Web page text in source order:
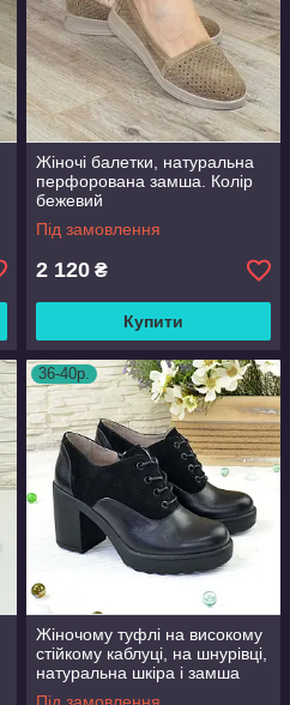
Жіночі балетки, натуральна
перфорована замша. Колір
бежевий
Під замовлення
2 120 ₴
Купити
36-40р.
Жіночому туфлі на високому
стійкому каблуці, на шнурівці,
натуральна шкіра і замша